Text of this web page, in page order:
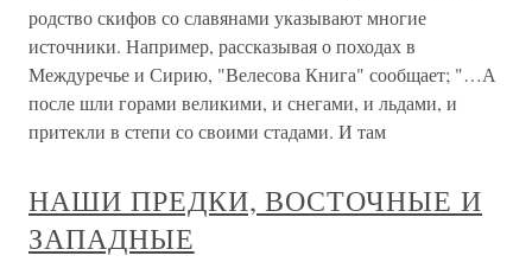
родство скифов со славянами указывают многие
источники. Например, рассказывая о походах в
Междуречье и Сирию, "Велесова Книга" сообщает; "…А
после шли горами великими, и снегами, и льдами, и
притекли в степи со своими стадами. И там
НАШИ ПРЕДКИ, ВОСТОЧНЫЕ И
ЗАПАДНЫЕ